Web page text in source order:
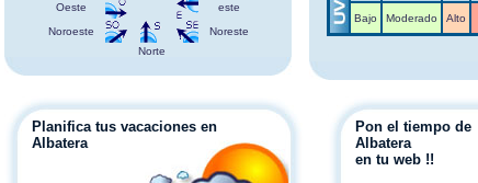
Oeste
este
Noroeste
Noreste
Norte
Bajo Moderado Alto
Pon el tiempo de
Albatera
en tu web !!
Planifica tus vacaciones en
Albatera